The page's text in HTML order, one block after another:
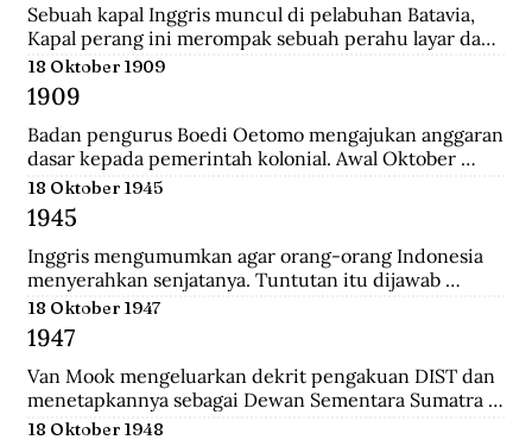
Sebuah kapal Inggris muncul di pelabuhan Batavia,
Kapal perang ini merompak sebuah perahu layar dan
perahu fregat. Setelah kejatuhan Tanjung Harapan,
Inggris berupaya untuk memblokade Pulau Jawa ,
yang merupakan langkah awal sebelum
merealisasikan rencana besarnya , yakni menguasai
Pulau Jawa.
18 Oktober 1909
1909
Badan pengurus Boedi Oetomo mengajukan anggaran
dasar kepada pemerintah kolonial. Awal Oktober
1909, Boedi Oetomo menyelenggrakan konggres
untuk menentukan arah perjuangan organisasi.
Konggres itu berjalan alot, kaum tua seperti Wahidin
Sudirohusodo dan Radjiman Wedyodiningrat
menghendaki pendidikan untuk kaum priyayi,
sementara kaum muda seperti Tjipto Mangunkusumo
dan Soetomo justru menghendaki pendidikan bagi
seluruh rakyat.
18 Oktober 1945
1945
Inggris mengumumkan agar orang-orang Indonesia
menyerahkan senjatanya. Tuntutan itu dijawab
dengan giatnya pembentukan laskar-laskar di Medan
dan sekitarnya, seperti Berastagi dan Pematang
Siantar. Anggota laskar bahkan mencari senjata yang
dibuang Jepang ke dasar laut, dekat pelabuhan
Belawan.
18 Oktober 1947
1947
Van Mook mengeluarkan dekrit pengakuan DIST dan
menetapkannya sebagai Dewan Sementara Sumatra
Timur. Republik mengecam pembentukan NST,
18 Oktober 1948